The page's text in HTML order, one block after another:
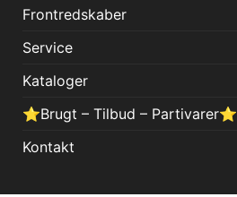
Frontredskaber
Service
Kataloger
⭐Brugt – Tilbud – Partivarer⭐
Kontakt